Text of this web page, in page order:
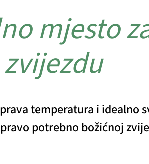
mjesto
temperatura i idealno
potrebno božićnoj